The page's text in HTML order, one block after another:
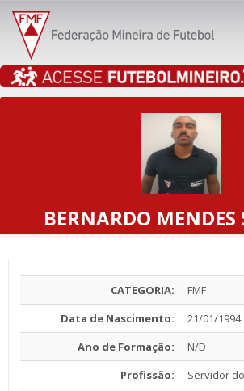
BERNARDO MENDES
CATEGORIA:
FMF
Data de Nascimento:
21/01/1994
Ano de Formação:
N/D
Profissão:
Servidor